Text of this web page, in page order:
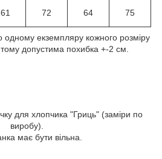
61 72 64 75
екземпляру кожного розміру
допустима похибка +-2 см.
для хлопчика "Гриць" (заміри по
виробу).
має бути вільна.